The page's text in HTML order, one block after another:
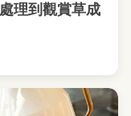
理到觀賞草成